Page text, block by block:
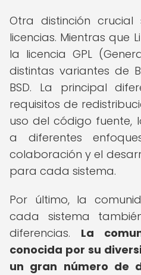
Otra distinción
licencias. Mientras que
la licencia GPL
distintas variantes de
BSD. La principal
requisitos de
uso del código
a diferentes
colaboración y el
para cada sistema.
Por último, la
cada sistema
diferencias. La
conocida por su
un gran número de